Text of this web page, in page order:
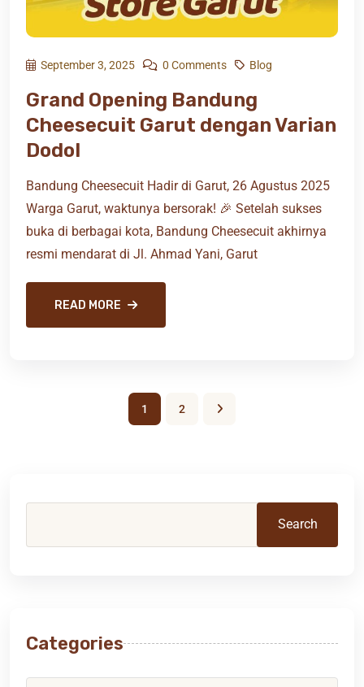
September 3, 2025 0 Comments Blog
Grand Opening Bandung
Cheesecuit Garut dengan Varian
Dodol
Bandung Cheesecuit Hadir di Garut, 26 Agustus 2025
Warga Garut, waktunya bersorak! 🎉 Setelah sukses
buka di berbagai kota, Bandung Cheesecuit akhirnya
resmi mendarat di Jl. Ahmad Yani, Garut
READ MORE
1 2
Search
Categories